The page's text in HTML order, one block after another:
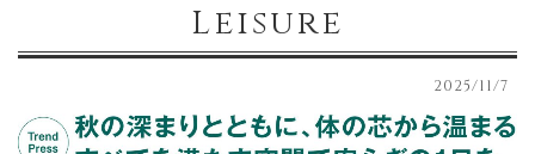
Leisure
2025/11/7